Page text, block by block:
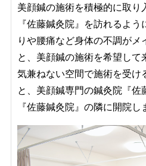
美顔鍼の施術を積極的に取り
『佐藤鍼灸院』を訪れるよ
りや腰痛など身体の不調がメ
と、美顔鍼の施術を希望して
気兼ねない空間で施術を受け
と、美顔鍼専門の鍼灸院『佐
『佐藤鍼灸院』の隣に開院し